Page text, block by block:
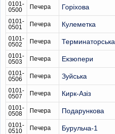
0101-
0500
Печера Горіхова
0101-
0501
Печера Кулеметка
0101-
0502
Печера Терминаторська
0101-
0503
Печера Екзюпери
0101-
0506
Печера Зуйська
0101-
0507
Печера Кирк-Азіз
0101-
0508
Печера Подарункова
0101-
0510
Печера Бурульча-1